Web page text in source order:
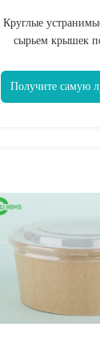
Круглые
сырьем крышек
Получите самую